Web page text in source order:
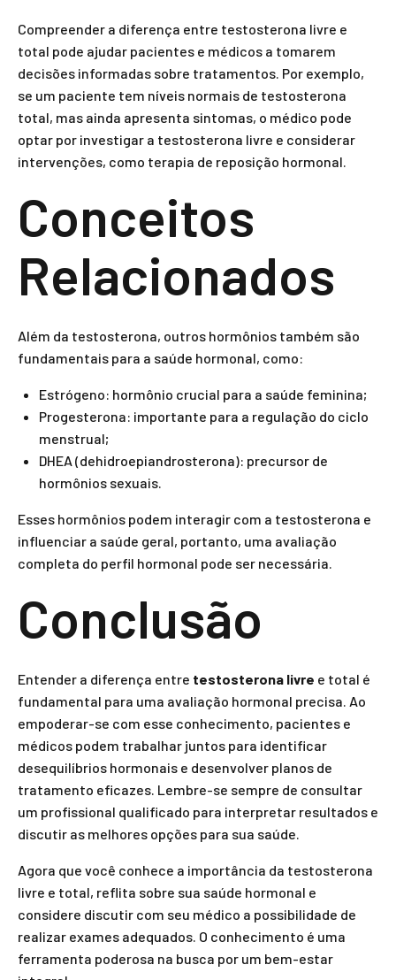
Compreender a diferença entre testosterona livre e
total pode ajudar pacientes e médicos a tomarem
decisões informadas sobre tratamentos. Por exemplo,
se um paciente tem níveis normais de testosterona
total, mas ainda apresenta sintomas, o médico pode
optar por investigar a testosterona livre e considerar
intervenções, como terapia de reposição hormonal.
Conceitos
Relacionados
Além da testosterona, outros hormônios também são
fundamentais para a saúde hormonal, como:
Estrógeno: hormônio crucial para a saúde feminina;
Progesterona: importante para a regulação do ciclo
menstrual;
DHEA (dehidroepiandrosterona): precursor de
hormônios sexuais.
Esses hormônios podem interagir com a testosterona e
influenciar a saúde geral, portanto, uma avaliação
completa do perfil hormonal pode ser necessária.
Conclusão
Entender a diferença entre testosterona livre e total é
fundamental para uma avaliação hormonal precisa. Ao
empoderar-se com esse conhecimento, pacientes e
médicos podem trabalhar juntos para identificar
desequilíbrios hormonais e desenvolver planos de
tratamento eficazes. Lembre-se sempre de consultar
um profissional qualificado para interpretar resultados e
discutir as melhores opções para sua saúde.
Agora que você conhece a importância da testosterona
livre e total, reflita sobre sua saúde hormonal e
considere discutir com seu médico a possibilidade de
realizar exames adequados. O conhecimento é uma
ferramenta poderosa na busca por um bem-estar